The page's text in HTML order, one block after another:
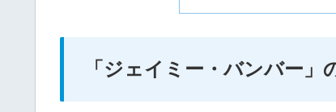
「ジェイミー・バンバー」